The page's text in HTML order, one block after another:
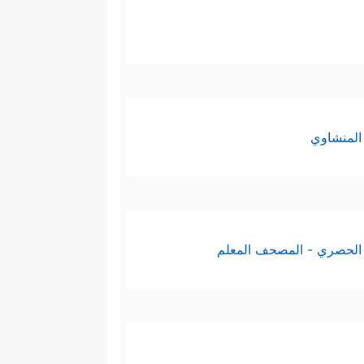
الحصري - المصحف المعلم